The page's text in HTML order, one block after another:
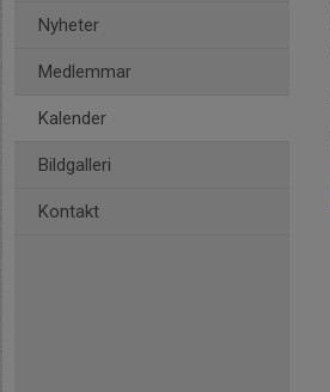
Nyheter
Medlemmar
Kalender
Bildgalleri
Kontakt